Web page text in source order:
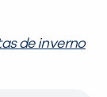
de inverno